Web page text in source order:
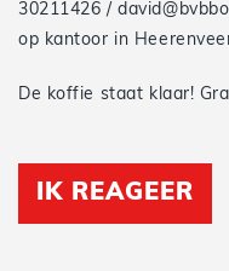
30211426 /
op kantoor in
De koffie staat klaar!
IK REAGEER